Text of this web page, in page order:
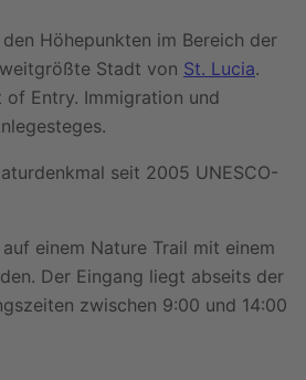
Höhepunkten im Bereich der
Stadt von St. Lucia.
Entry. Immigration und
seit 2005 UNESCO-
einem Nature Trail mit einem
Der Eingang liegt abseits der
zwischen 9:00 und 14:00